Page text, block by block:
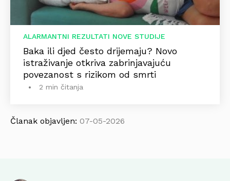
ALARMANTNI REZULTATI NOVE STUDIJE
Baka ili djed često drijemaju? Novo
istraživanje otkriva zabrinjavajuću
povezanost s rizikom od smrti
2 min čitanja
Članak objavljen: 07-05-2026